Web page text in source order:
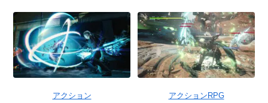
アクション アクションRPG